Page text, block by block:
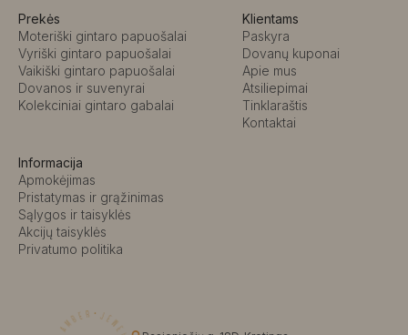
Prekės
Moteriški gintaro papuošalai
Vyriški gintaro papuošalai
Vaikiški gintaro papuošalai
Dovanos ir suvenyrai
Kolekciniai gintaro gabalai
Klientams
Paskyra
Dovanų kuponai
Apie mus
Atsiliepimai
Tinklaraštis
Kontaktai
Informacija
Apmokėjimas
Pristatymas ir grąžinimas
Sąlygos ir taisyklės
Akcijų taisyklės
Privatumo politika